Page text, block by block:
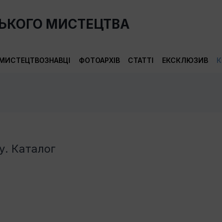
МИСТЕЦТВА
ФОТОАРХІВ СТАТТІ ЕКСКЛЮЗИВ
Каталог